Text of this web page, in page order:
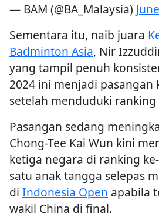
— BAM (@BA_Malaysia)
Sementara itu, naib juara
Badminton Asia, Nir
yang tampil penuh
2024 ini menjadi pasangan
setelah menduduki ranking
Pasangan sedang
Chong-Tee Kai Wun kini
ketiga negara di ranking
satu anak tangga selepas
di Indonesia Open apabila
wakil China di final.